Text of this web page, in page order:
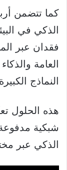
كما تتضمن
الذكي في
فقدان عبر
العامة
النماذج
هذه الحلول
شبكية
الذكي عبر